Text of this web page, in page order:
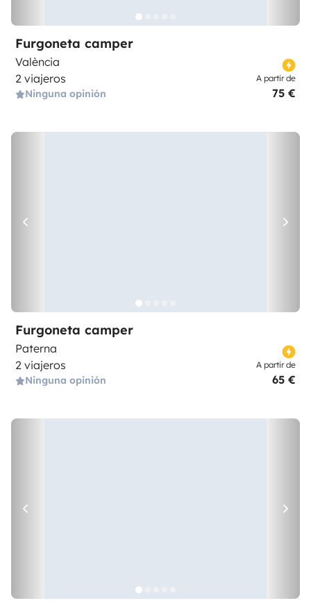
Furgoneta camper
València
2 viajeros
Ninguna opinión
A partir de
75 €
Furgoneta camper
Paterna
2 viajeros
Ninguna opinión
A partir de
65 €